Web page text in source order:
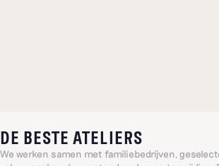
DE BESTE ATELIERS
We werken samen met familiebedrijven,